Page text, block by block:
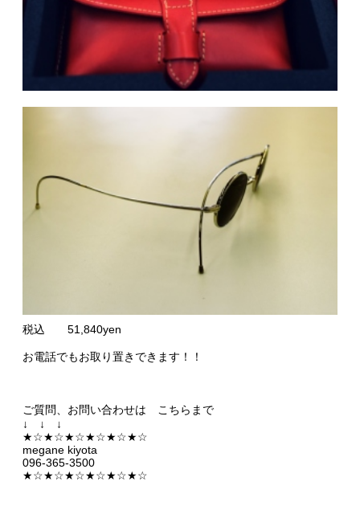
税込 51,840yen
お電話でもお取り置きできます！！
ご質問、お問い合わせは こちらまで
↓ ↓ ↓
★☆★☆★☆★☆★☆★☆
megane kiyota
096-365-3500
★☆★☆★☆★☆★☆★☆